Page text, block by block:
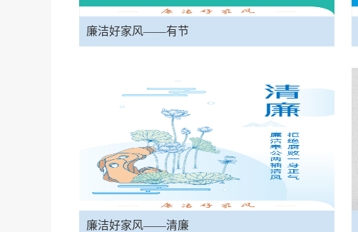
廉洁好家风——有节
廉洁好家风——清廉